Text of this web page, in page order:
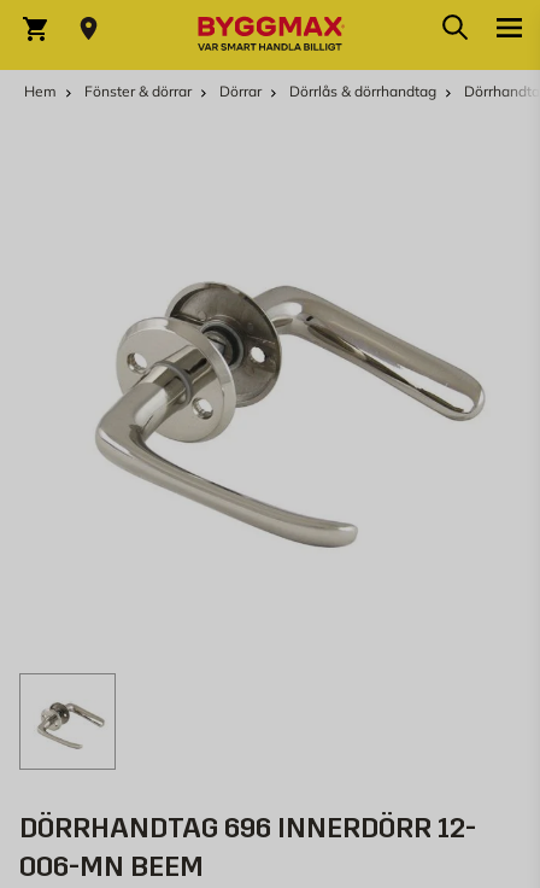
Varukorg Sök
Hem Fönster & dörrar Dörrar Dörrlås & dörrhandtag
DÖRRHANDTAG 696 INNERDÖRR 12-
006-MN BEEM